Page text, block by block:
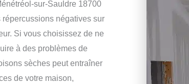
sur-Sauldre 18700
négatives sur
Si vous choisissez de ne
à des problèmes de
sèches peut entraîner
de votre maison,